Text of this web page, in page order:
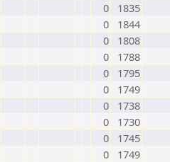
0
1835
0
1844
0
1808
0
1788
0
1795
0
1749
0
1738
0
1730
0
1745
0
1749